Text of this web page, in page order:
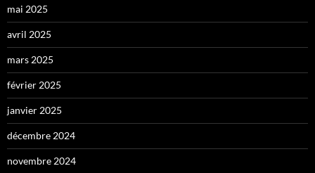
mai 2025
avril 2025
mars 2025
février 2025
janvier 2025
décembre 2024
novembre 2024